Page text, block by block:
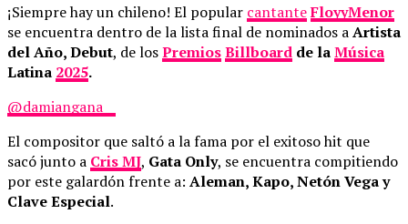
¡Siempre hay un chileno! El popular cantanteFloyyMenor
se encuentra dentro de la lista final de nominados aArtista
del Año, Debut, de losPremiosBillboard de laMúsica
Latina 2025.
@damiangana__
El compositor que saltó a la fama por el exitoso hit que
sacó junto a Cris MJ, Gata Only, se encuentra compitiendo
por este galardón frente a: Aleman, Kapo, Netón Vega y
Clave Especial.